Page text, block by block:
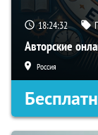
18:24:31
Авторские
Россия